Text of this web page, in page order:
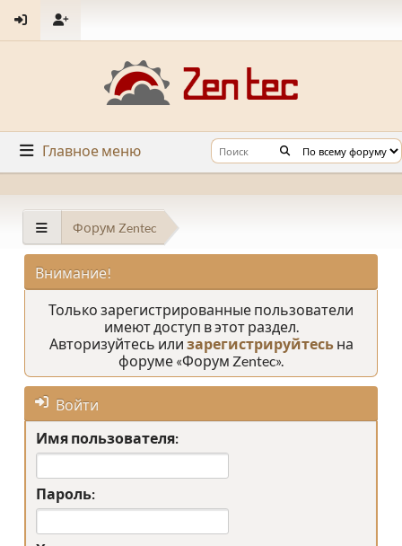
Главное меню
Форум Zentec
Внимание!
Только зарегистрированные пользователи
имеют доступ в этот раздел.
Авторизуйтесь или зарегистрируйтесьна
форуме «Форум Zentec».
Войти
Имя пользователя:
Пароль: